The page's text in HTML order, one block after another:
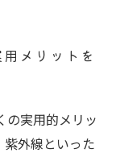
メリットを
の実用的メリッ
紫外線といった